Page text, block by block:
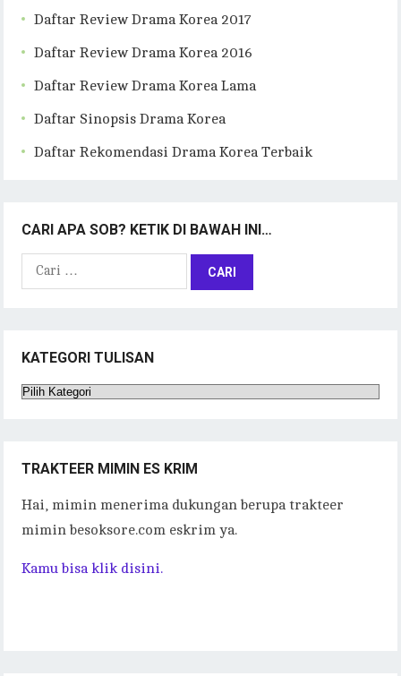
Daftar Review Drama Korea 2017
Daftar Review Drama Korea 2016
Daftar Review Drama Korea Lama
Daftar Sinopsis Drama Korea
Daftar Rekomendasi Drama Korea Terbaik
CARI APA SOB? KETIK DI BAWAH INI…
Cari
KATEGORI TULISAN
Kategori
TRAKTEER MIMIN ES KRIM
Hai, mimin menerima dukungan berupa trakteer
mimin besoksore.com eskrim ya.
Kamu bisa klik disini.